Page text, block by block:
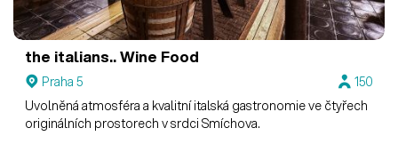
the italians.. Wine Food
Praha 5
150
Uvolněná atmosféra a kvalitní italská gastronomie ve čtyřech
originálních prostorech v srdci Smíchova.